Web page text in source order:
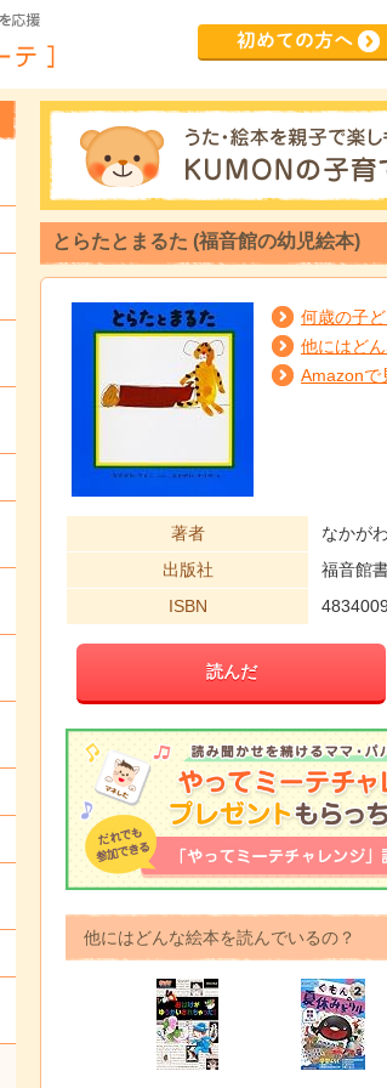
初めての方へ
とらたとまるた (福音館の幼児絵本)
何歳の子
他にはど
Amazonで
著者
なかが
出版社
福音館
ISBN
読んだ
他にはどんな絵本を読んでいるの？